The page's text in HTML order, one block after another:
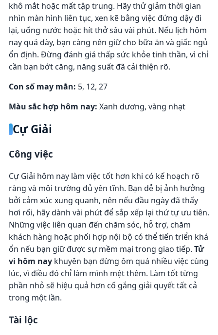
khô mắt hoặc mất tập trung. Hãy thử giảm thời gian
nhìn màn hình liên tục, xen kẽ bằng việc đứng dậy đi
lại, uống nước hoặc hít thở sâu vài phút. Nếu lịch hôm
nay quá dày, bạn càng nên giữ cho bữa ăn và giấc ngủ
ổn định. Đừng đánh giá thấp sức khỏe tinh thần, vì chỉ
cần bạn bớt căng, năng suất đã cải thiện rõ.
Con số may mắn: 5, 12, 27
Màu sắc hợp hôm nay: Xanh dương, vàng nhạt
Cự Giải
Công việc
Cự Giải hôm nay làm việc tốt hơn khi có kế hoạch rõ
ràng và môi trường đủ yên tĩnh. Bạn dễ bị ảnh hưởng
bởi cảm xúc xung quanh, nên nếu đầu ngày đã thấy
hơi rối, hãy dành vài phút để sắp xếp lại thứ tự ưu tiên.
Những việc liên quan đến chăm sóc, hỗ trợ, chăm
khách hàng hoặc phối hợp nội bộ có thể tiến triển khá
ổn nếu bạn giữ được sự mềm mại trong giao tiếp. Tử
vi hôm naykhuyên bạn đừng ôm quá nhiều việc cùng
lúc, vì điều đó chỉ làm mình mệt thêm. Làm tốt từng
phần nhỏ sẽ hiệu quả hơn cố gắng giải quyết tất cả
trong một lần.
Tài lộc